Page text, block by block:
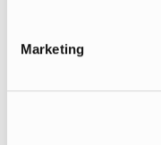
Marketing